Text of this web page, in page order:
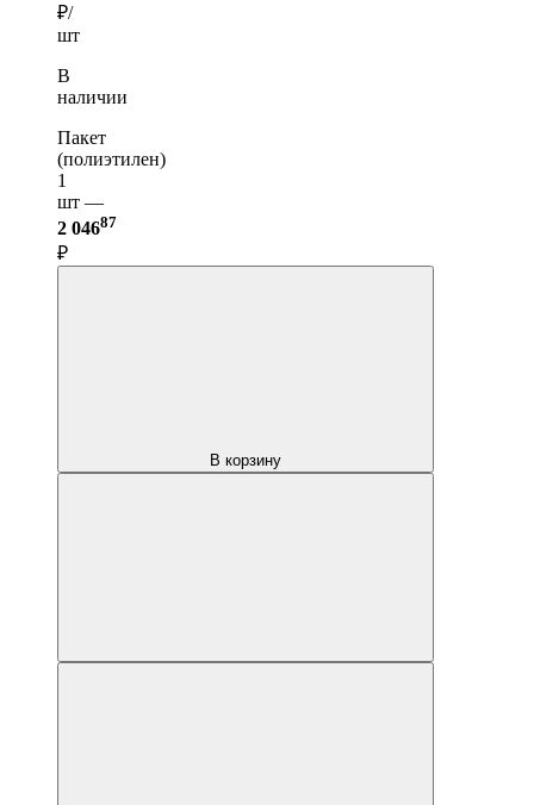
₽/
шт
В
наличии
Пакет
(полиэтилен)
1
шт —
2 04687
₽
В корзину